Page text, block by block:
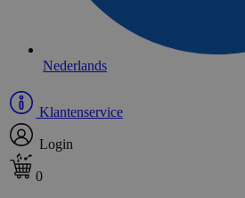
Nederlands
Klantenservice
Login
0